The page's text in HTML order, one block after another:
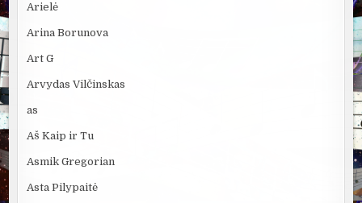
Arielė
Arina Borunova
Art G
Arvydas Vilčinskas
as
Aš Kaip ir Tu
Asmik Gregorian
Asta Pilypaitė